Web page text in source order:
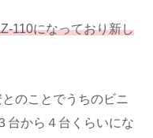
110になっており新し
のことでうちのビニ
台から４台くらいにな